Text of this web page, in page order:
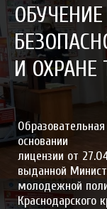
И ОХРАНЕ
основании
лицензии от
выданной
молодежной
Краснодарского